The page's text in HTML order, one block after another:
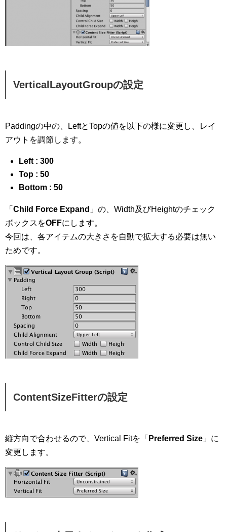
VerticalLayoutGroupの設定
Paddingの中の、LeftとTopの値を以下の様に変更し、レイ
アウトを調節します。
Left : 300
Top : 50
Bottom : 50
「 Child Force Expand 」の、Width及びHeightのチェック
ボックスをOFFにします。
今回は、各アイテムの大きさを自動で拡大する必要は無い
ためです。
ContentSizeFitterの設定
縦方向で合わせるので、Vertical Fitを「 Preferred Size 」に
変更します。